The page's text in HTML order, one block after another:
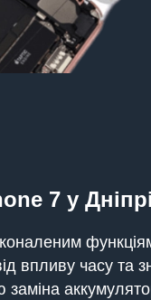
7 у Дніпрі
впливу часу та
заміна